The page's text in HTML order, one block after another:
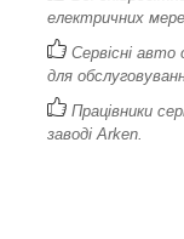
електричних
Сервісні авто
для
Працівники
заводі Arken.